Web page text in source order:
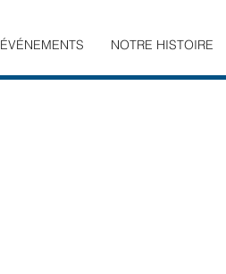
ÉVÉNEMENTS NOTRE HISTOIRE